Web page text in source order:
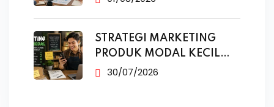
STRATEGI MARKETING
PRODUK MODAL KECIL
TANPA IKLAN
30/07/2026